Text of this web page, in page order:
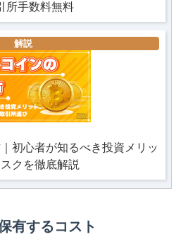
所手数料無料
解説
初心者が知るべき投資メリッ
スクを徹底解説
有するコスト